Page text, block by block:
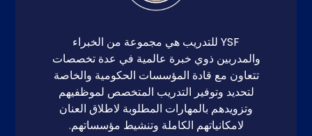
YSF للتدريب هي مجموعة من الخبراء
والمدربين ذوي خبرة عالمية في عدة تخصصات
تتعاون مع قادة المؤسسات الحكومية والخاصة
لتحديد وتوفير التدريب المتخصص لموظفيهم
وتزويدهم بالمهارات المطلوبة لاطلاق العنان
لامكانياتهم الكاملة وتنشيط مؤسساتهم.